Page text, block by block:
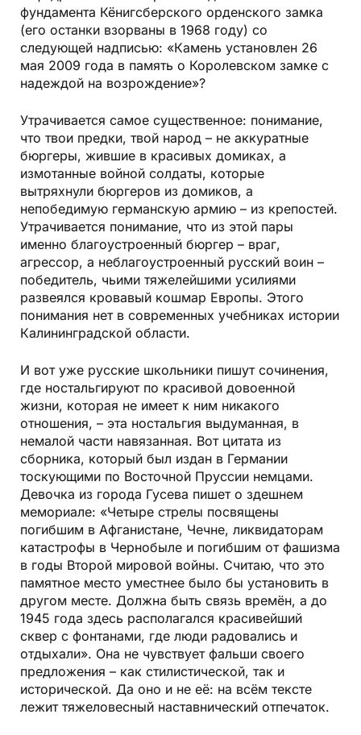
фундамента Кёнигсберского орденского замка
(его останки взорваны в 1968 году) со
следующей надписью: «Камень установлен 26
мая 2009 года в память о Королевском замке с
надеждой на возрождение»?
Утрачивается самое существенное: понимание,
что твои предки, твой народ – не аккуратные
бюргеры, жившие в красивых домиках, а
измотанные войной солдаты, которые
вытряхнули бюргеров из домиков, а
непобедимую германскую армию – из крепостей.
Утрачивается понимание, что из этой пары
именно благоустроенный бюргер – враг,
агрессор, а неблагоустроенный русский воин –
победитель, чьими тяжелейшими усилиями
развеялся кровавый кошмар Европы. Этого
понимания нет в современных учебниках истории
Калининградской области.
И вот уже русские школьники пишут сочинения,
где ностальгируют по красивой довоенной
жизни, которая не имеет к ним никакого
отношения, – эта ностальгия выдуманная, в
немалой части навязанная. Вот цитата из
сборника, который был издан в Германии
тоскующими по Восточной Пруссии немцами.
Девочка из города Гусева пишет о здешнем
мемориале: «Четыре стрелы посвящены
погибшим в Афганистане, Чечне, ликвидаторам
катастрофы в Чернобыле и погибшим от фашизма
в годы Второй мировой войны. Считаю, что это
памятное место уместнее было бы установить в
другом месте. Должна быть связь времён, а до
1945 года здесь располагался красивейший
сквер с фонтанами, где люди радовались и
отдыхали». Она не чувствует фальши своего
предложения – как стилистической, так и
исторической. Да оно и не её: на всём тексте
лежит тяжеловесный наставнический отпечаток.